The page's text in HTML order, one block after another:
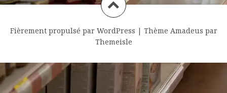
Fièrement propulsé par WordPress | Thème Amadeus par
Themeisle